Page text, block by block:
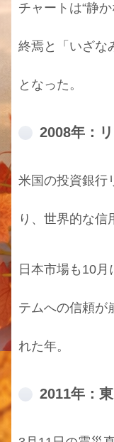
チャートは“静
終焉と「いざな
となった。
2008年：
米国の投資銀行
り、世界的な信
日本市場も10
テムへの信頼が
れた年。
2011年：